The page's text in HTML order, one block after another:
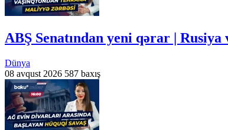
ABŞ Senatından yeni qərar |
Dünya
08 avqust 2026 587 baxış